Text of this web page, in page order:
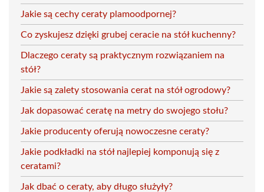
Jakie są cechy ceraty plamoodpornej?
Co zyskujesz dzięki grubej ceracie na stół kuchenny?
Dlaczego ceraty są praktycznym rozwiązaniem na
stół?
Jakie są zalety stosowania cerat na stół ogrodowy?
Jak dopasować ceratę na metry do swojego stołu?
Jakie producenty oferują nowoczesne ceraty?
Jakie podkładki na stół najlepiej komponują się z
ceratami?
Jak dbać o ceraty, aby długo służyły?